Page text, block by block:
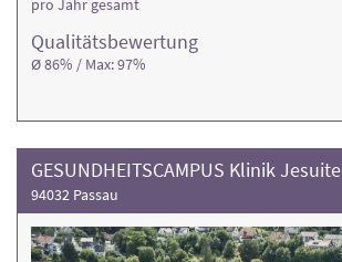
Qualitäts­bewertung
Ø 86% / Max: 97%
pro Jahr gesamt
GESUNDHEITSCAMPUS Klinik
94032 Passau